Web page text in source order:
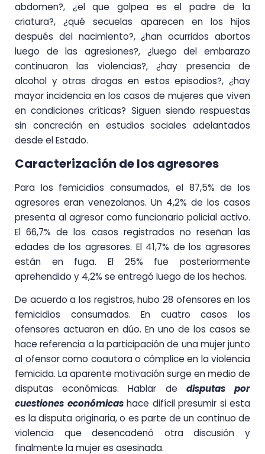
abdomen?, ¿el que golpea es el padre de la
criatura?, ¿qué secuelas aparecen en los hijos
después del nacimiento?, ¿han ocurridos abortos
luego de las agresiones?, ¿luego del embarazo
continuaron las violencias?, ¿hay presencia de
alcohol y otras drogas en estos episodios?, ¿hay
mayor incidencia en los casos de mujeres que viven
en condiciones críticas? Siguen siendo respuestas
sin concreción en estudios sociales adelantados
desde el Estado.
Caracterización de los agresores
Para los femicidios consumados, el 87,5% de los
agresores eran venezolanos. Un 4,2% de los casos
presenta al agresor como funcionario policial activo.
El 66,7% de los casos registrados no reseñan las
edades de los agresores. El 41,7% de los agresores
están en fuga. El 25% fue posteriormente
aprehendido y 4,2% se entregó luego de los hechos.
De acuerdo a los registros, hubo 28 ofensores en los
femicidios consumados. En cuatro casos los
ofensores actuaron en dúo. En uno de los casos se
hace referencia a la participación de una mujer junto
al ofensor como coautora o cómplice en la violencia
femicida. La aparente motivación surge en medio de
disputas económicas. Hablar de disputas por
cuestiones económicashace difícil presumir si esta
es la disputa originaria, o es parte de un continuo de
violencia que desencadenó otra discusión y
finalmente la mujer es asesinada.